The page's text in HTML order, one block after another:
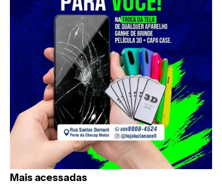
Mais acessadas